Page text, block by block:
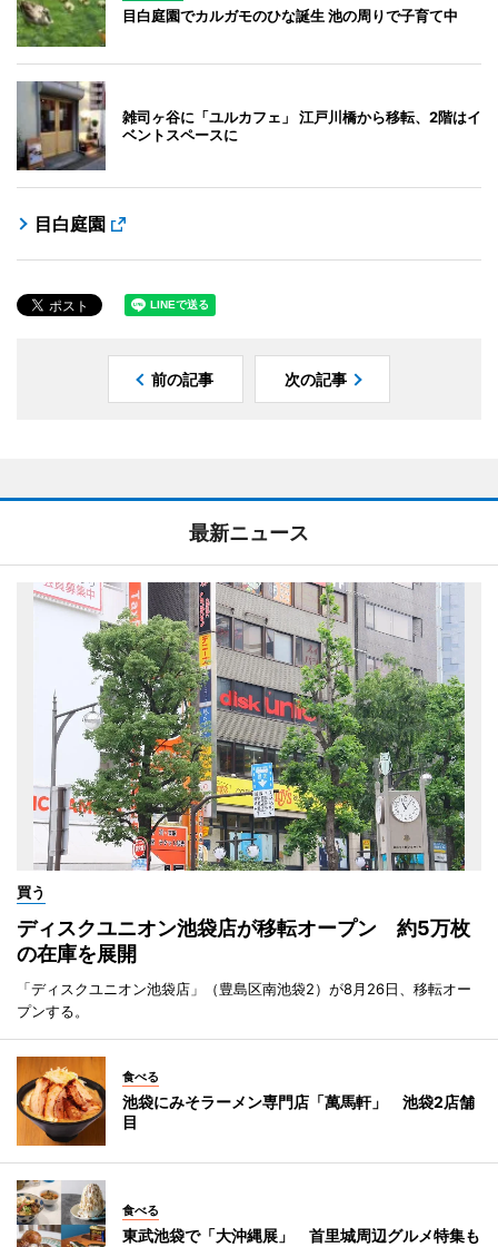
目白庭園でカルガモのひな誕生 池の周りで子育て中
雑司ヶ谷に「ユルカフェ」 江戸川橋から移転、2階はイ
ベントスペースに
目白庭園
前の記事 次の記事
最新ニュース
買う
ディスクユニオン池袋店が移転オープン 約5万枚
の在庫を展開
「ディスクユニオン池袋店」（豊島区南池袋2）が8月26日、移転オー
プンする。
食べる
池袋にみそラーメン専門店「萬馬軒」 池袋2店舗
目
食べる
東武池袋で「大沖縄展」 首里城周辺グルメ特集も